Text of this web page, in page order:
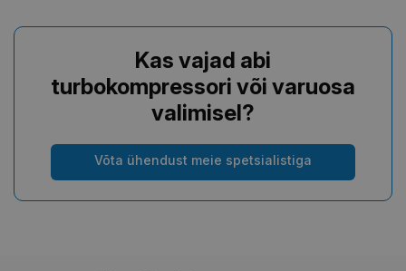
Kas vajad abi
turbokompressori või varuosa
valimisel?
Võta ühendust meie spetsialistiga